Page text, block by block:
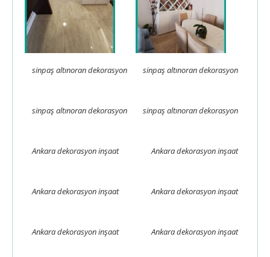
sinpaş altınoran dekorasyon sinpaş altınoran dekorasyon
sinpaş altınoran dekorasyon sinpaş altınoran dekorasyon
Ankara dekorasyon inşaat Ankara dekorasyon inşaat
Ankara dekorasyon inşaat Ankara dekorasyon inşaat
Ankara dekorasyon inşaat Ankara dekorasyon inşaat